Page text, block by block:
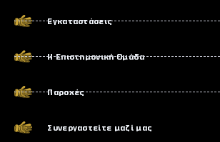
Εγκαταστάσεις
Η Επιστημονική Ομάδα
Παροχές
Συνεργαστείτε μαζί μας